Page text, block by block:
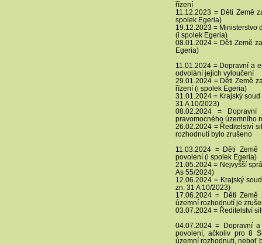
řízení
11.12.2023 = Děti Země
spolek Egeria)
19.12.2023 = Ministerstvo
(i spolek Egeria)
08.01.2024 = Děti Země
Egeria)
11.01.2024 = Dopravní a
odvolání jejich vyloučení
29.01.2024 = Děti Země
řízení (i spolek Egeria)
31.01.2024 = Krajský
31 A 10/2023)
08.02.2024 =
pravomocného územního
26.02.2024 = Ředitelství
rozhodnutí bylo zrušeno
11.03.2024 = Děti
povolení (i spolek Egeria)
21.05.2024 = Nejvyšší
As 55/2024)
12.06.2024 = Krajský
zn. 31 A 10/2023)
17.06.2024 = Děti
územní rozhodnutí je
03.07.2024 = Ředitelství
04.07.2024 = Dopravní
povolení, ačkoliv pro 8
územní rozhodnutí, neboť